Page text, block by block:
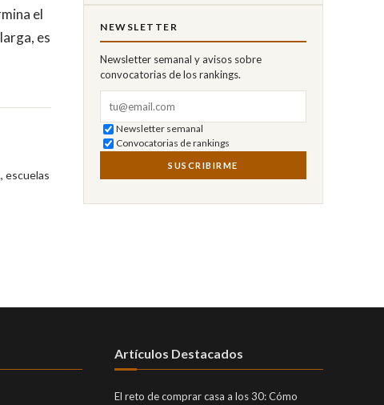
el
es
escuelas
NEWSLETTER
Newsletter semanal y avisos sobre
convocatorias de los rankings.
Newsletter semanal
Convocatorias de rankings
SUSCRIBIRME
Artículos Destacados
El reto de comprar casa a los 30: Cómo